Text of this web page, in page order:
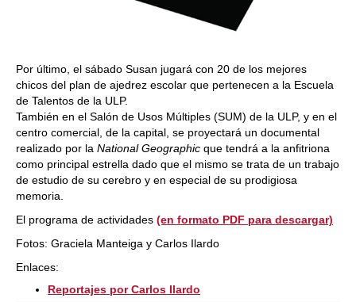
Por último, el sábado Susan jugará con 20 de los mejores
chicos del plan de ajedrez escolar que pertenecen a la Escuela
de Talentos de la ULP.
También en el Salón de Usos Múltiples (SUM) de la ULP, y en el
centro comercial, de la capital, se proyectará un documental
realizado por la National Geographic que tendrá a la anfitriona
como principal estrella dado que el mismo se trata de un trabajo
de estudio de su cerebro y en especial de su prodigiosa
memoria.
El programa de actividades (en formato PDF para descargar)
Fotos: Graciela Manteiga y Carlos Ilardo
Enlaces:
Reportajes por Carlos Ilardo